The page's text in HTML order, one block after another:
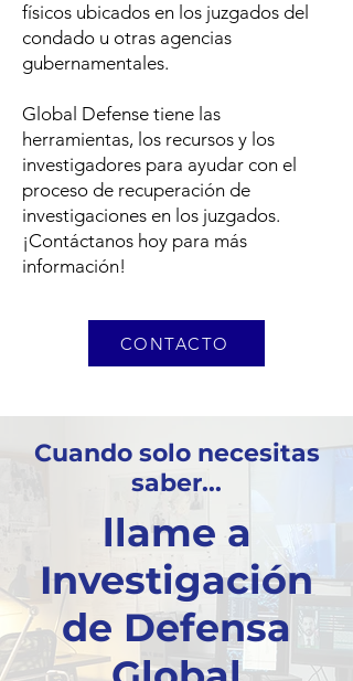
físicos ubicados en los juzgados del
condado u otras agencias
gubernamentales.
Global Defense tiene las
herramientas, los recursos y los
investigadores para ayudar con el
proceso de recuperación de
investigaciones en los juzgados.
¡Contáctanos hoy para más
información!
CONTACTO
Cuando solo necesitas
saber...
llame a
Investigación
de Defensa